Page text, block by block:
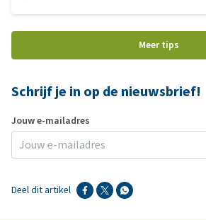
dagelijks vitamine C.
Meer tips
Schrijf je in op de nieuwsbrief!
Jouw e-mailadres
Deel dit artikel